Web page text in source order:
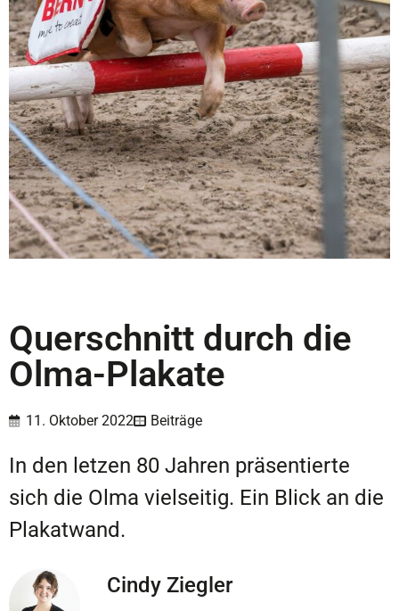
Querschnitt durch die
Olma-Plakate
11. Oktober 2022 Beiträge
In den letzen 80 Jahren präsentierte
sich die Olma vielseitig. Ein Blick an die
Plakatwand.
Cindy Ziegler